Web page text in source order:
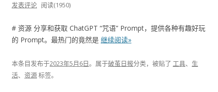
发表评论 阅读(1950)
# 资源 分享和获取 ChatGPT “咒语” Prompt，提供各种有趣好玩
的 Prompt。最热门的竟然是 继续阅读»
本条目发布于2023年5月6日。属于破茧日报分类，被贴了 工具、 生
活、 资源标签。